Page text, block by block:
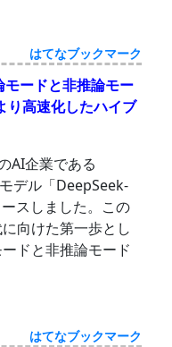
はてなブックマーク
モードと非推論モー
り高速化したハイブ
AI企業である
デル「DeepSeek-
スしました。この
向けた第一歩とし
ドと非推論モード
はてなブックマーク